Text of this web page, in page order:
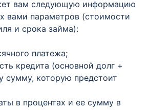
вам следующую информацию
вами параметров (стоимости
и срока займа):
платежа;
кредита (основной долг +
сумму, которую предстоит
в процентах и ее сумму в